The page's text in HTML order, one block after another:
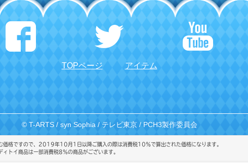
TOPページ アイテム
© T-ARTS / syn Sophia / テレビ東京 / PCH3製作委員会
価格ですので、2019年10月1日以降ご購入の際は消費税10％で算出された価格になります。
トイ商品は一部消費税8％の商品がございます。